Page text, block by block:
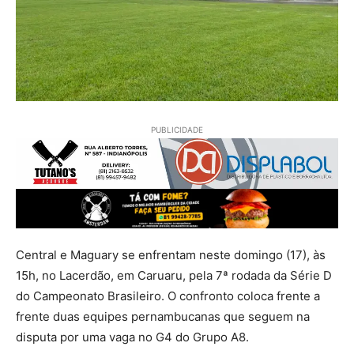
PUBLICIDADE
Central e Maguary se enfrentam neste domingo (17), às
15h, no Lacerdão, em Caruaru, pela 7ª rodada da Série D
do Campeonato Brasileiro. O confronto coloca frente a
frente duas equipes pernambucanas que seguem na
disputa por uma vaga no G4 do Grupo A8.